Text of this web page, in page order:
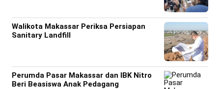
Walikota Makassar Periksa Persiapan
Sanitary Landfill
Perumda Pasar Makassar dan IBK Nitro
Beri Beasiswa Anak Pedagang